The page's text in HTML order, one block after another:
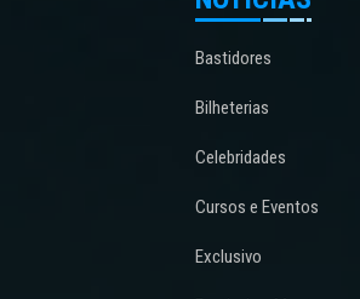
Bastidores
Bilheterias
Celebridades
Cursos e Eventos
Exclusivo